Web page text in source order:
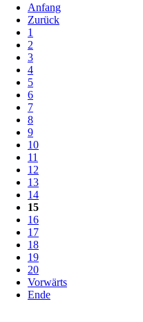
Anfang
Zurück
1
2
3
4
5
6
7
8
9
10
11
12
13
14
15
16
17
18
19
20
Vorwärts
Ende